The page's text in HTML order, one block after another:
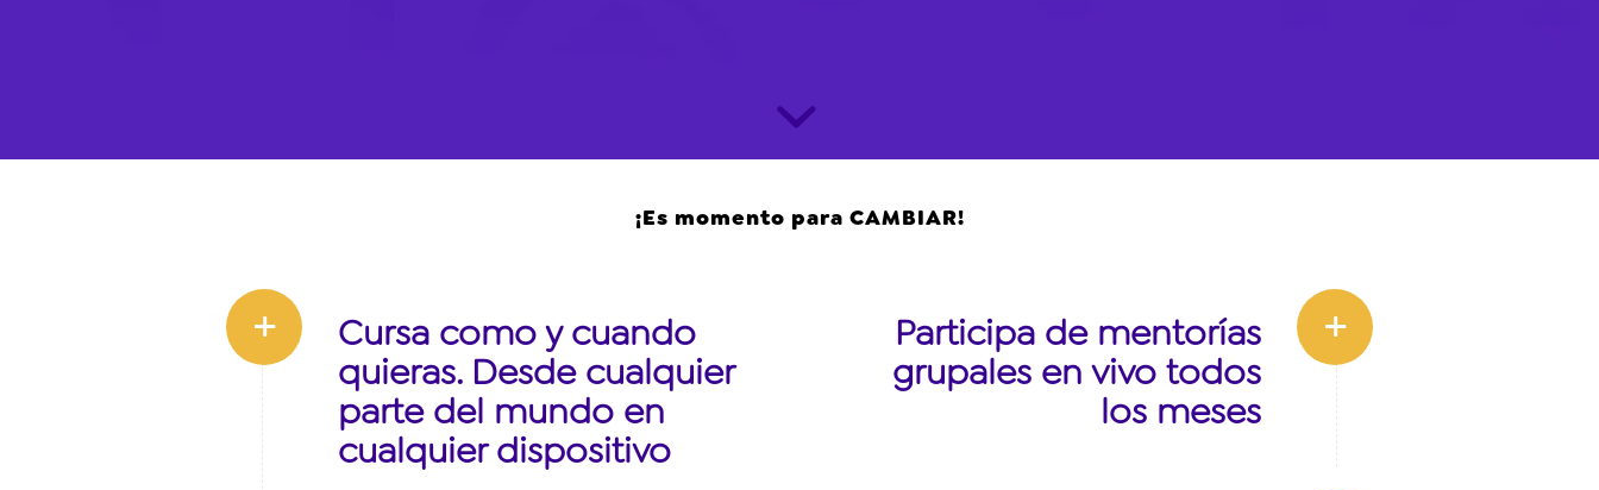
¡Es momento para CAMBIAR!
Cursa como y cuando
quieras. Desde cualquier
parte del mundo en
cualquier dispositivo
Participa de mentorías
grupales en vivo todos
los meses